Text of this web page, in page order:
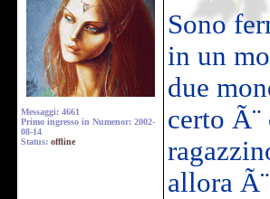
Messaggi: 4661
Primo ingresso in Numenor: 2002-
08-14
Status: offline
Sono
in un
due
certo
allora